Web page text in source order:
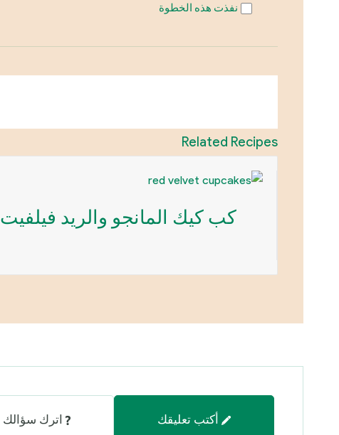
نفذت هذه الخطوة
Related Recipes
كب كيك المانجو والريد فيلفيت
أكتب تعليقك اترك سؤالك